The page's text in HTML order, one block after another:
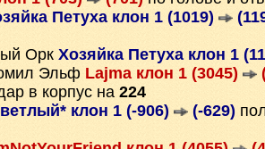
Петуха клон 1 (1019)
Орк Хозяйка Петуха клон 1
Эльф Lajma клон 1 (3045)
в корпус на 224
клон 1 (-906) (-629)